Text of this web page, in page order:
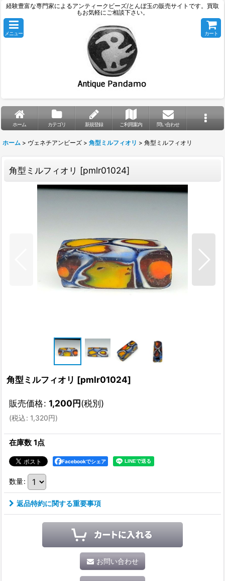
経験豊富な専門家によるアンティークビーズ/とんぼ玉の販売サイトです。買取
もお気軽にご相談下さい。
メニュー カート
ホーム カテゴリ 新規登録 ご利用案内 問い合わせ
ホーム > ヴェネチアンビーズ > 角型ミルフィオリ > 角型ミルフィオリ
角型ミルフィオリ [pmlr01024]
角型ミルフィオリ [pmlr01024]
販売価格: 1,200円(税別)
(税込: 1,320円)
在庫数 1点
Facebookでシェア
数量:
返品特約に関する重要事項
お問い合わせ